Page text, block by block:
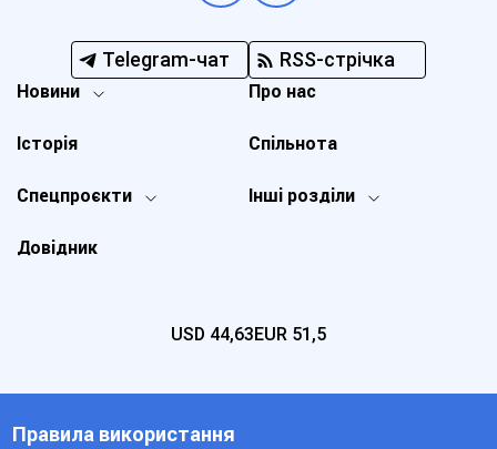
Telegram-чат RSS-стрічка
Новини
Спецпроєкти Інші розділи
Історія
Про нас
Довідник
Спільнота
USD 44,63EUR 51,5
Правила використання